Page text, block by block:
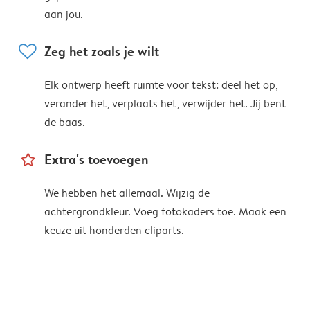
aan jou.
heart Zeg het zoals je wilt
Elk ontwerp heeft ruimte voor tekst: deel het op,
verander het, verplaats het, verwijder het. Jij bent
de baas.
star_outline Extra's toevoegen
We hebben het allemaal. Wijzig de
achtergrondkleur. Voeg fotokaders toe. Maak een
keuze uit honderden cliparts.